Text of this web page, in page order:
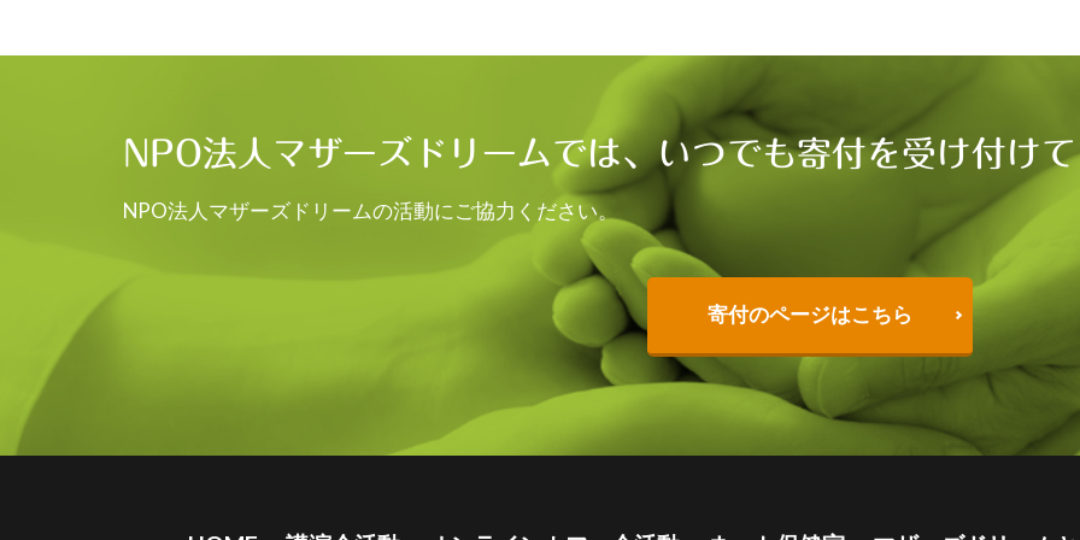
NPO法人マザーズドリームでは、いつでも寄付を受け付け
NPO法人マザーズドリームの活動にご協力ください。
寄付のページはこちら